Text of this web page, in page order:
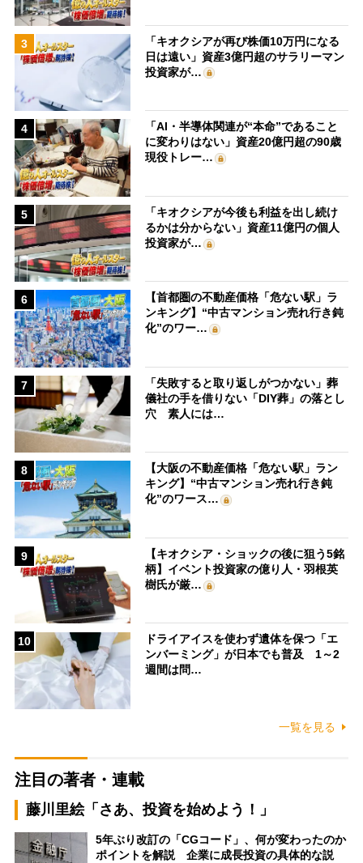
3
「キオクシアが再び株価10万円になる
日は遠い」資産3億円超のサラリーマン
投資家が…
4
「AI・半導体関連が“本命”であること
に変わりはない」資産20億円超の90歳
現役トレー…
5
「キオクシアが今後も利益を出し続け
るかは分からない」資産11億円の個人
投資家が…
6
【首都圏の不動産価格「危ない駅」ラ
ンキング】“中古マンション売れ行き鈍
化”のワー…
7
「失敗すると取り返しがつかない」葬
儀社の手を借りない「DIY葬」の落とし
穴 素人には…
8
【大阪の不動産価格「危ない駅」ラン
キング】“中古マンション売れ行き鈍
化”のワース…
9
【キオクシア・ショックの後に狙う5銘
柄】イベント投資家の億り人・羽根英
樹氏が厳…
10
ドライアイスを使わず遺体を保つ「エ
ンバーミング」が日本でも普及 1～2
週間は問…
一覧を見る
注目の著者・連載
藤川里絵「さあ、投資を始めよう！」
5年ぶり改訂の「CGコード」、何が変わったのか
ポイントを解説 企業に成長投資の具体的な説